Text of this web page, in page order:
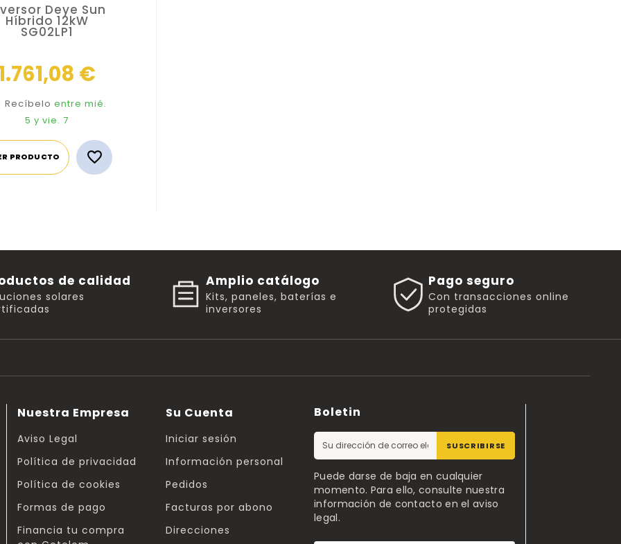
Deye Sun
Híbrido 12kW
SG02LP1
€
Recíbeloentre mié.
5y vie. 7
PRODUCTO 
de calidad
solares
Amplio catálogo
Kits, paneles, baterías e
inversores
Pago seguro
Con transacciones online
protegidas
Nuestra Empresa
Aviso Legal
Política de privacidad
Política de cookies
Formas de pago
Financia tu compra
Su Cuenta
Iniciar sesión
Información personal
Pedidos
Facturas por abono
Direcciones
Boletin
SUSCRIBIRSE
Puede darse de baja en cualquier
momento. Para ello, consulte nuestra
información de contacto en el aviso
legal.